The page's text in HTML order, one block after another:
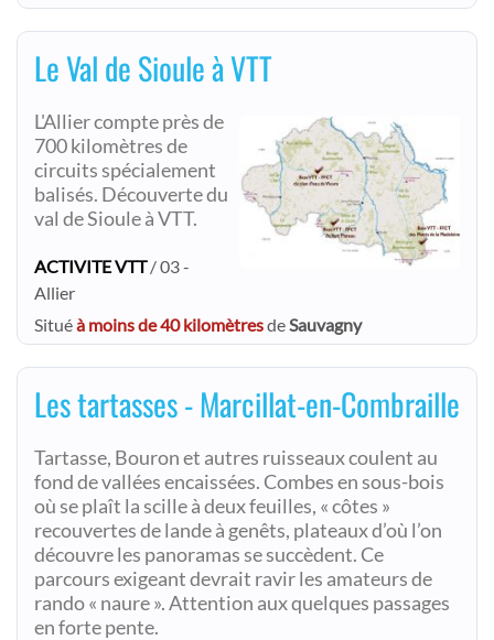
Le Val de Sioule à VTT
L'Allier compte près de
700 kilomètres de
circuits spécialement
balisés. Découverte du
val de Sioule à VTT.
ACTIVITE VTT/ 03 -
Allier
Situéà moins de 40 kilomètresdeSauvagny
Les tartasses - Marcillat-en-Combraille
Tartasse, Bouron et autres ruisseaux coulent au
fond de vallées encaissées. Combes en sous-bois
où se plaît la scille à deux feuilles, « côtes »
recouvertes de lande à genêts, plateaux d’où l’on
découvre les panoramas se succèdent. Ce
parcours exigeant devrait ravir les amateurs de
rando « naure ». Attention aux quelques passages
en forte pente.